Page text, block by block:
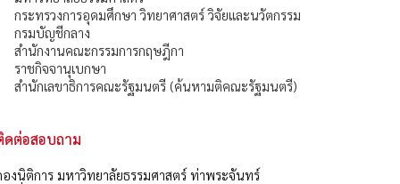
กระทรวงการอุดมศึกษา วิทยาศาสตร์ วิจัยและนวัตกรรม
กรมบัญชีกลาง
สำนักงานคณะกรรมการกฤษฎีกา
ราชกิจจานุเบกษา
สำนักเลขาธิการคณะรัฐมนตรี (ค้นหามติคณะรัฐมนตรี)
ดต่อสอบถาม
องนิติการ มหาวิทยาลัยธรรมศาสตร์ ท่าพระจันทร์